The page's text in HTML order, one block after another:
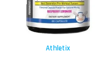
Athletix